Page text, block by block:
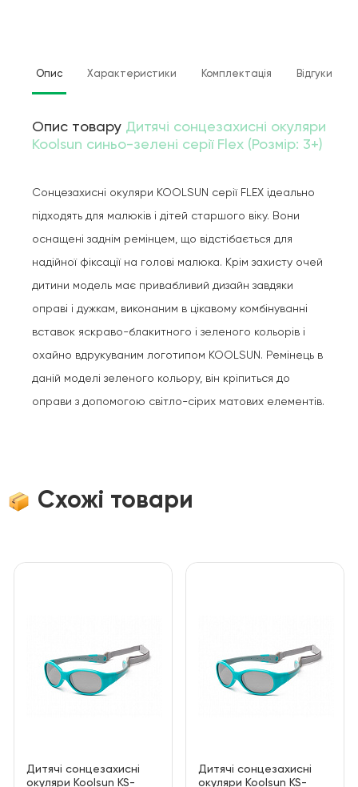
Опис Характеристики Комплектація Відгуки
Опис товару Дитячі сонцезахисні окуляри
Koolsun синьо-зелені серії Flex (Розмір: 3+)
Сонцезахисні окуляри KOOLSUN серії FLEX ідеально
підходять для малюків і дітей старшого віку. Вони
оснащені заднім ремінцем, що відстібається для
надійної фіксації на голові малюка. Крім захисту очей
дитини модель має привабливий дизайн завдяки
оправі і дужкам, виконаним в цікавому комбінуванні
вставок яскраво-блакитного і зеленого кольорів і
охайно вдрукуваним логотипом KOOLSUN. Ремінець в
даній моделі зеленого кольору, він кріпиться до
оправи з допомогою світло-сірих матових елементів.
Схожі товари
Дитячі сонцезахисні
окуляри Koolsun KS-
Дитячі сонцезахисні
окуляри Koolsun KS-